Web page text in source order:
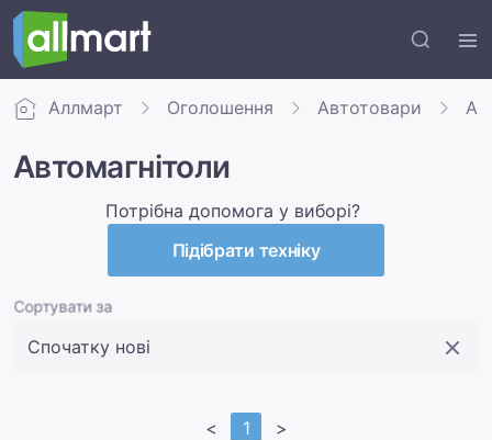
Аллмарт Оголошення Автотовари
Автомагнітоли
Потрібна допомога у виборі?
Підібрати техніку
Сортувати за
< 1 >